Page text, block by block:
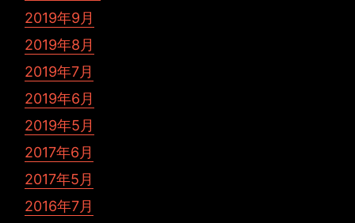
2019年9月
2019年8月
2019年7月
2019年6月
2019年5月
2017年6月
2017年5月
2016年7月